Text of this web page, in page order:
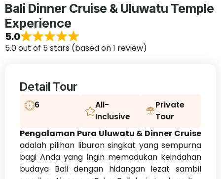
Bali Dinner Cruise & Uluwatu Temple
Experience
5.0
5.0 out of 5 stars (based on 1 review)
Detail Tour
6
All-
Inclusive
Private
Tour
Pengalaman Pura Uluwatu & Dinner Cruise
adalah pilihan liburan singkat yang sempurna
bagi Anda yang ingin memadukan keindahan
budaya Bali dengan hidangan lezat sambil